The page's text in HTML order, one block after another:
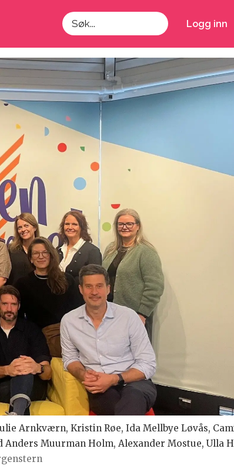
Søk
Logg inn
Arnkværn, Kristin Røe, Ida Mellbye Løvås,
Muurman Holm, Alexander Mostue, Ulla